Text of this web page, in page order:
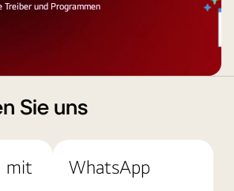
und Programmen
Sie uns
mit
WhatsApp